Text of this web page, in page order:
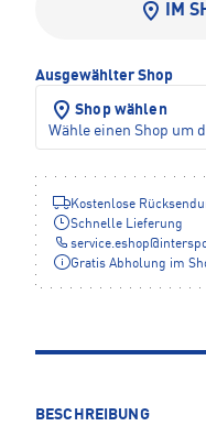
IM
Ausgewählter Shop
Shop wählen
Wähle einen Shop um
Kostenlose
Schnelle Lieferung
service.eshop@
Gratis Abholung im
BESCHREIBUNG